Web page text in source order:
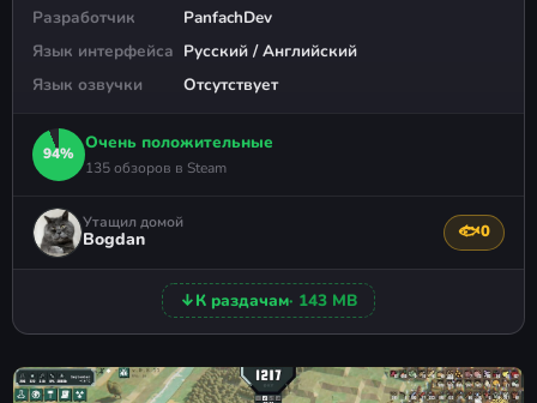
Разработчик
PanfachDev
Язык интерфейса Русский / Английский
Язык озвучки
Отсутствует
94%
Очень положительные
135 обзоров в Steam
Утащил домой
Bogdan 🐟0
↓К раздачам· 143 MB